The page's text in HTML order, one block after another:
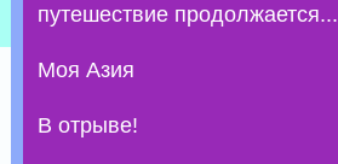
путешествие продолжается...
Моя Азия
В отрыве!